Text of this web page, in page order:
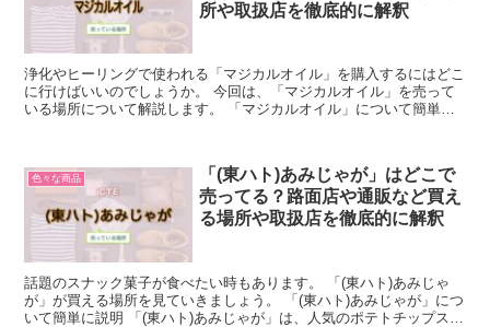
所や取扱店を徹底的に解釈
浄化やヒーリングで使われる「マジカルオイル」を購入するにはどこ
に行けばいいのでしょうか。 今回は、「マジカルオイル」を売って
いる場所について解説します。 「マジカルオイル」について簡単に
色々な商品
「(東ハト)あみじゃが」はどこで
売ってる？路面店や通販など買え
る場所や取扱店を徹底的に解釈
話題のスナック菓子が食べたい時もあります。 「(東ハト)あみじゃ
が」が買える場所を見ていきましょう。 「(東ハト)あみじゃが」につ
いて簡単に説明 「(東ハト)あみじゃが」は、人気のポテトチップスで